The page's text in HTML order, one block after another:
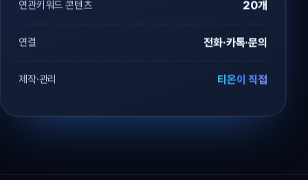
연관키워드 콘텐츠 20개
연결 전화·카톡·문의
제작·관리 티온이 직접